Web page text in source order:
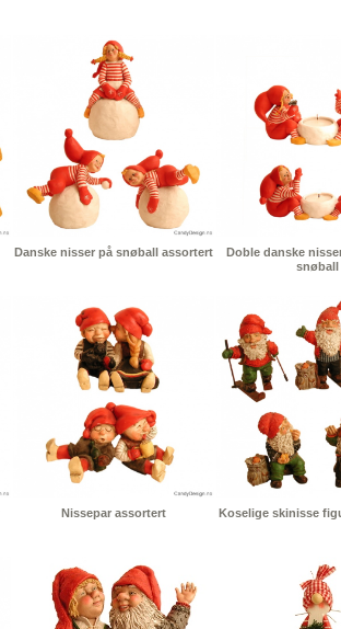
Danske nisser på snøball assortert
Doble danske
snøball
Nissepar assortert Koselige skinisse